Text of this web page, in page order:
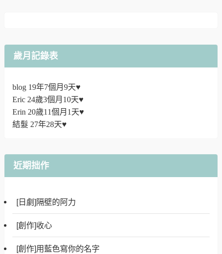
歲月記錄表
blog 19年7個月9天♥
Eric 24歲3個月10天♥
Erin 20歲11個月1天♥
結髮 27年28天♥
近期拙作
[日劇]隔壁的阿力
[創作]收心
[創作]用藍色寫你的名字